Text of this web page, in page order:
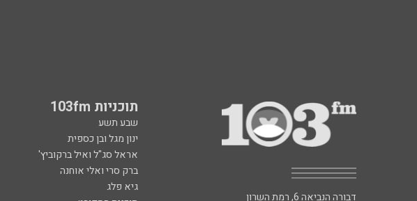
תוכניות 103fm
שבע תשע
ינון מגל ובן כספית
אראל סג"ל ואיל ברקוביץ'
ברק סרי ואלי אוחנה
גיא פלג
דבורה הנביאה 6, רמת השרון